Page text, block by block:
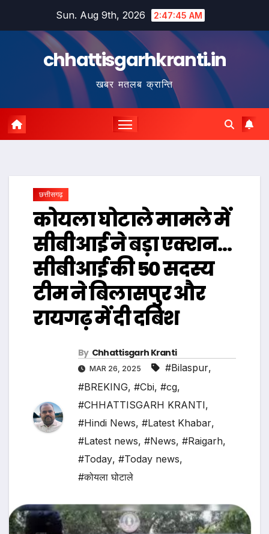
Sun. Aug 9th, 2026 2:47:46 AM
chhattisgarhkranti.in
खबर मतलब क्रान्ति
छत्तीसगढ़
कोयला घोटाले मामले में
सीबीआई ने बड़ा एक्शन…
सीबीआई की 50 सदस्य
टीम ने बिलासपुर और
रायगढ़ में दी दबिश
By Chhattisgarh Kranti
MAR 26, 2025 #Bilaspur,
#BREKING, #Cbi, #cg,
#CHHATTISGARH KRANTI,
#Hindi News, #Latest Khabar,
#Latest news, #News, #Raigarh,
#Today, #Today news,
#कोयला घोटाले